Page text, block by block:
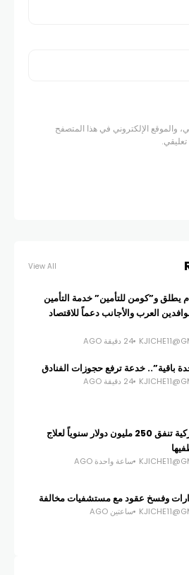
والموقع الإلكتروني في هذا المتصفح
View All
يطلق و”كومن للتأمين” خدمة التأمين
العرب والأجانب دعماً للاقتصاد
24 دقيقة AGO
باقية”.. خدعة ترفع حجوزات الفنادق
24 دقيقة AGO
شركة أميركية تنفق 250 مليون دولار سنوياً لعلاج
ساعة واحدة AGO
وفسخ عقود مع مستشفيات مخالفة
ساعتين AGO